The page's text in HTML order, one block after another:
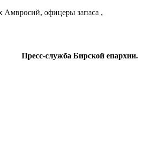
Амвросий, офицеры запаса ,
Пресс-служба Бирской епархии.